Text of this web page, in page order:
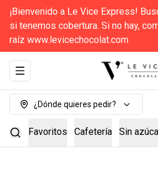
¡Bienvenido a Le Vice Express!
si tenemos cobertura. Si no hay,
raíz www.levicechocolat.com
Abrir menu de navegación
¿Dónde quieres pedir?
Favoritos Cafetería Sin